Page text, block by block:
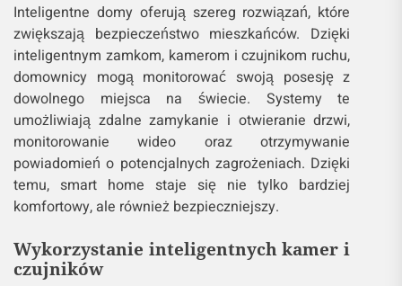
Inteligentne domy oferują szereg rozwiązań, które
zwiększają bezpieczeństwo mieszkańców. Dzięki
inteligentnym zamkom, kamerom i czujnikom ruchu,
domownicy mogą monitorować swoją posesję z
dowolnego miejsca na świecie. Systemy te
umożliwiają zdalne zamykanie i otwieranie drzwi,
monitorowanie wideo oraz otrzymywanie
powiadomień o potencjalnych zagrożeniach. Dzięki
temu, smart home staje się nie tylko bardziej
komfortowy, ale również bezpieczniejszy.
Wykorzystanie inteligentnych kamer i
czujników